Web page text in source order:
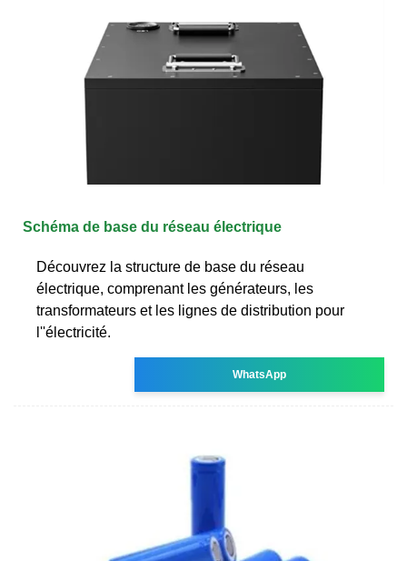
Schéma de base du réseau électrique
Découvrez la structure de base du réseau
électrique, comprenant les générateurs, les
transformateurs et les lignes de distribution pour
l''électricité.
WhatsApp